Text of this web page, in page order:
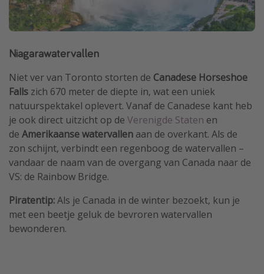
Niagarawatervallen
Niet ver van Toronto storten de Canadese Horseshoe
Falls zich 670 meter de diepte in, wat een uniek
natuurspektakel oplevert. Vanaf de Canadese kant heb
je ook direct uitzicht op de Verenigde Staten en
de Amerikaanse watervallen aan de overkant. Als de
zon schijnt, verbindt een regenboog de watervallen –
vandaar de naam van de overgang van Canada naar de
VS: de Rainbow Bridge.
Piratentip:Als je Canada in de winter bezoekt, kun je
met een beetje geluk de bevroren watervallen
bewonderen.